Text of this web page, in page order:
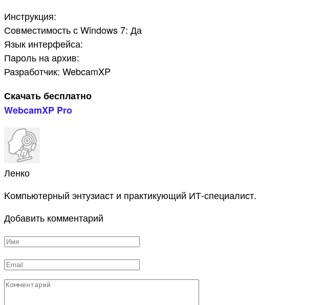
Инструкция:
Совместимость с Windows 7: Да
Язык интерфейса:
Пароль на архив:
Разработчик: WebcamXP
Скачать бесплатно
WebcamXP Pro
Ленко
Kомпьютерный энтузиаст и практикующий ИТ-специалист.
Добавить комментарий
Имя
Email
Комментарий